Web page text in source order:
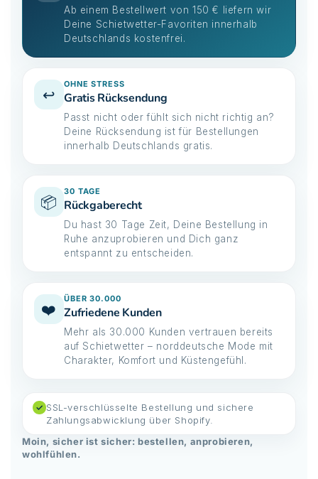
Ab einem Bestellwert von 150 € liefern wir
Deine Schietwetter-Favoriten innerhalb
Deutschlands kostenfrei.
↩️
OHNE STRESS
Gratis Rücksendung
Passt nicht oder fühlt sich nicht richtig an?
Deine Rücksendung ist für Bestellungen
innerhalb Deutschlands gratis.
📦
30 TAGE
Rückgaberecht
Du hast 30 Tage Zeit, Deine Bestellung in
Ruhe anzuprobieren und Dich ganz
entspannt zu entscheiden.
❤️
ÜBER 30.000
Zufriedene Kunden
Mehr als 30.000 Kunden vertrauen bereits
auf Schietwetter – norddeutsche Mode mit
Charakter, Komfort und Küstengefühl.
✓ SSL-verschlüsselte Bestellung und sichere
Zahlungsabwicklung über Shopify.
Moin, sicher ist sicher: bestellen, anprobieren,
wohlfühlen.